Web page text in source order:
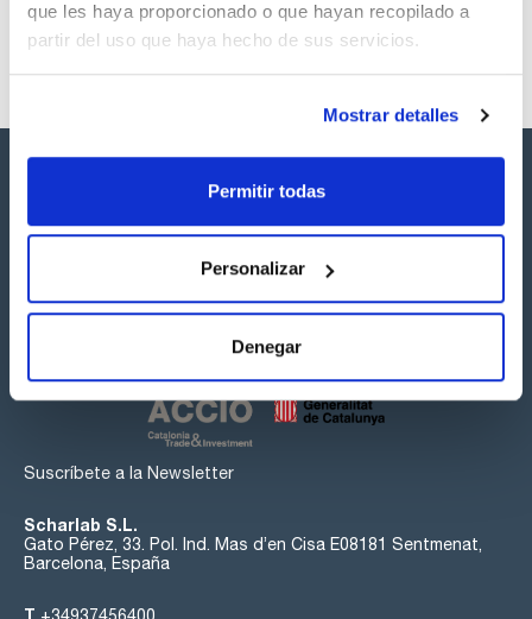
que les haya proporcionado o que hayan recopilado a
partir del uso que haya hecho de sus servicios.
Mostrar detalles
Permitir todas
Personalizar
Denegar
Suscríbete a la Newsletter
Scharlab S.L.
Gato Pérez, 33. Pol. Ind. Mas d’en Cisa E08181 Sentmenat,
Barcelona, España